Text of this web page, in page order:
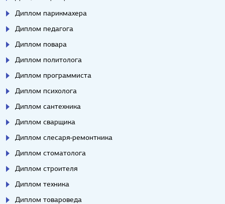
Диплом парикмахера
Диплом педагога
Диплом повара
Диплом политолога
Диплом программиста
Диплом психолога
Диплом сантехника
Диплом сварщика
Диплом слесаря-ремонтника
Диплом стоматолога
Диплом строителя
Диплом техника
Диплом товароведа